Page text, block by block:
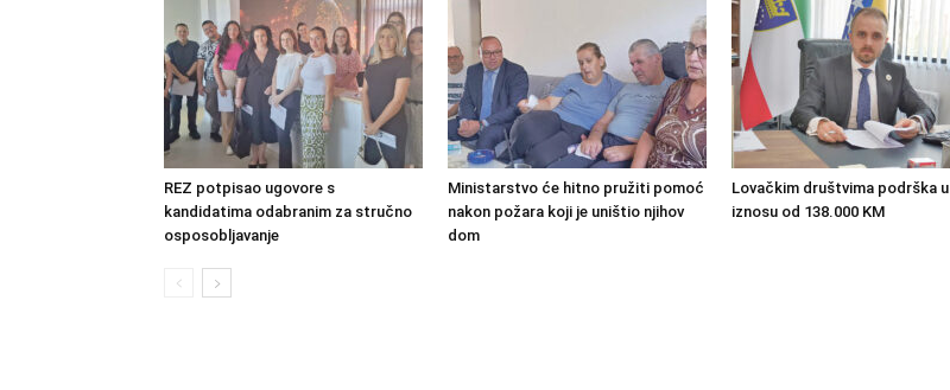
REZ potpisao ugovore s
kandidatima odabranim za stručno
osposobljavanje
Ministarstvo će hitno pružiti pomoć
nakon požara koji je uništio njihov
dom
Lovačkim društvima podrška u
iznosu od 138.000 KM